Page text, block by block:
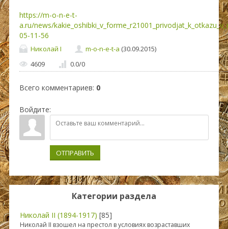
https://m-o-n-e-t-
a.ru/news/
05-11-56
Николай I m-o-n-e-t-a (30.09.2015)
4609
0.0/0
Всего комментариев: 0
Войдите:
ОТПРАВИТЬ
Категории раздела
Николай II (1894-1917) [85]
Николай II взошел на престол в условиях возраставших